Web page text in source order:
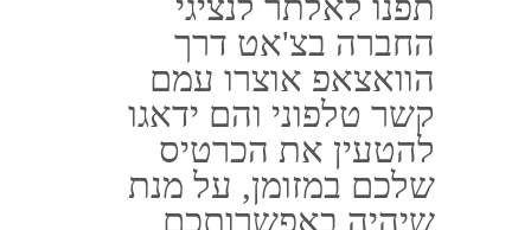
יעשה הכל על מנת
לשלוח אותם אליכם,
בשביל לחלץ אתכם
ולהחזיר אתכם למדינת
ישראל.
היתרונות של פספורט קארד
לעומת חברות אחרות